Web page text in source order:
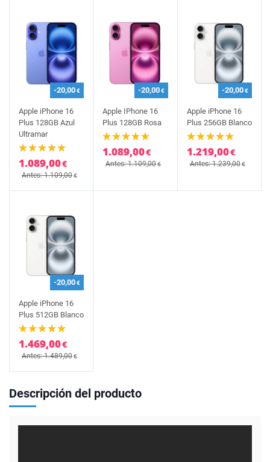
-20,00€
Apple iPhone 16
Plus 128GB Azul
Ultramar
1.089,00€
Antes: 1.109,00€
-20,00€
Apple IPhone 16
Plus 128GB Rosa
1.089,00€
Antes: 1.109,00€
-20,00€
Apple iPhone 16
Plus 256GB Blanco
1.219,00€
Antes: 1.239,00€
-20,00€
Apple iPhone 16
Plus 512GB Blanco
1.469,00€
Antes: 1.489,00€
Descripción del producto